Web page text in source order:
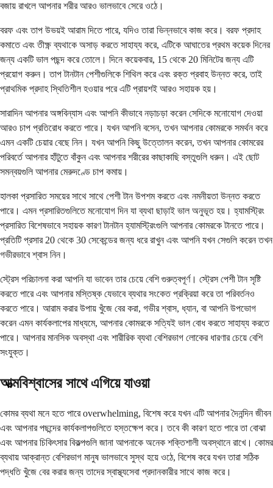
বজায় রাখলে আপনার শরীর আরও ভালভাবে সেরে ওঠে।
বরফ এবং তাপ উভয়ই আরাম দিতে পারে, যদিও তারা ভিন্নভাবে কাজ করে। বরফ প্রদাহ
কমাতে এবং তীক্ষ্ণ ব্যথাকে অসাড় করতে সাহায্য করে, এটিকে আঘাতের প্রথম কয়েক দিনের
জন্য একটি ভাল পছন্দ করে তোলে। দিনে কয়েকবার, 15 থেকে 20 মিনিটের জন্য এটি
প্রয়োগ করুন। তাপ টানটান পেশীগুলিকে শিথিল করে এবং রক্ত ​​প্রবাহ উন্নত করে, তাই
প্রাথমিক প্রদাহ স্থিতিশীল হওয়ার পরে এটি প্রায়শই আরও সহায়ক হয়।
সারাদিন আপনার অঙ্গবিন্যাস এবং আপনি কীভাবে নড়াচড়া করেন সেদিকে মনোযোগ দেওয়া
আরও চাপ প্রতিরোধ করতে পারে। যখন আপনি বসেন, তখন আপনার কোমরকে সমর্থন করে
এমন একটি চেয়ার বেছে নিন। যখন আপনি কিছু উত্তোলন করেন, তখন আপনার কোমরের
পরিবর্তে আপনার হাঁটুতে বাঁকুন এবং আপনার শরীরের কাছাকাছি বস্তুগুলি ধরুন। এই ছোট
সমন্বয়গুলি আপনার মেরুদণ্ডে চাপ কমায়।
হালকা প্রসারিত সময়ের সাথে সাথে পেশী টান উপশম করতে এবং নমনীয়তা উন্নত করতে
পারে। এমন প্রসারিতগুলিতে মনোযোগ দিন যা ব্যথা ছাড়াই ভাল অনুভূত হয়। হ্যামস্ট্রিং
প্রসারিত বিশেষভাবে সহায়ক কারণ টানটান হ্যামস্ট্রিংগুলি আপনার কোমরকে টানতে পারে।
প্রতিটি প্রসার 20 থেকে 30 সেকেন্ডের জন্য ধরে রাখুন এবং আপনি যখন সেগুলি করেন তখন
গভীরভাবে শ্বাস নিন।
স্ট্রেস পরিচালনা করা আপনি যা ভাবেন তার চেয়ে বেশি গুরুত্বপূর্ণ। স্ট্রেস পেশী টান সৃষ্টি
করতে পারে এবং আপনার মস্তিষ্ক যেভাবে ব্যথার সংকেত প্রক্রিয়া করে তা পরিবর্তনও
করতে পারে। আরাম করার উপায় খুঁজে বের করা, গভীর শ্বাস, ধ্যান, বা আপনি উপভোগ
করেন এমন কার্যকলাপের মাধ্যমে, আপনার কোমরকে সত্যিই ভাল বোধ করতে সাহায্য করতে
পারে। আপনার মানসিক অবস্থা এবং শারীরিক ব্যথা বেশিরভাগ লোকের ধারণার চেয়ে বেশি
সংযুক্ত।
আত্মবিশ্বাসের সাথে এগিয়ে যাওয়া
কোমর ব্যথা মনে হতে পারে overwhelming, বিশেষ করে যখন এটি আপনার দৈনন্দিন জীবন
এবং আপনার পছন্দের কার্যকলাপগুলিতে হস্তক্ষেপ করে। তবে কী কারণ হতে পারে তা বোঝা
এবং আপনার চিকিৎসার বিকল্পগুলি জানা আপনাকে অনেক শক্তিশালী অবস্থানে রাখে। কোমর
ব্যথায় আক্রান্ত বেশিরভাগ মানুষ ভালভাবে সুস্থ হয়ে ওঠে, বিশেষ করে যখন তারা সঠিক
পদ্ধতি খুঁজে বের করার জন্য তাদের স্বাস্থ্যসেবা প্রদানকারীর সাথে কাজ করে।